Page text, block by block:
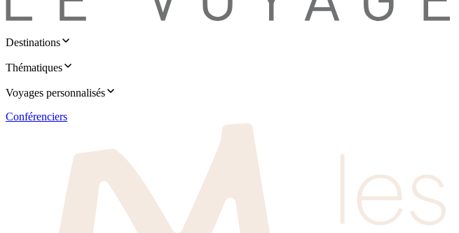
Destinations
Thématiques
Voyages personnalisés
Conférenciers